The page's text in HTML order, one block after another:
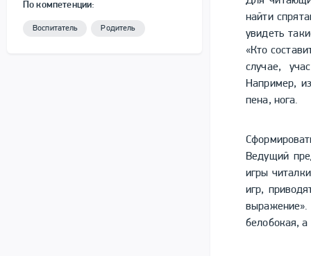
По компетенции:
Воспитатель Родитель
найти
увидеть
«Кто
случае,
Например,
пена, нога.
Ведущий
игры
игр,
белобокая, а